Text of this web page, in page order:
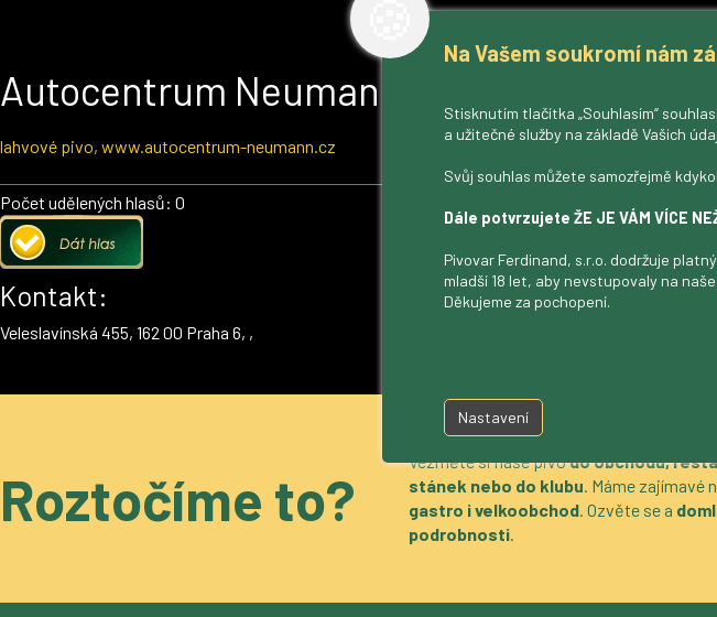
Na Vašem soukromí nám
Stisknutím tlačítka „Souhlasím“
a užitečné služby na základě Vašich
Svůj souhlas můžete samozřejmě
Dále potvrzujete ŽE JE VÁM VÍCE
Pivovar Ferdinand, s.r.o. dodržuje
mladší 18 let, aby nevstupovaly na
Děkujeme za pochopení.
Nastavení
Autocentrum Neumann
lahvové pivo, www.autocentrum-neumann.cz
Počet udělených hlasů: 0
Kontakt:
Veleslavínská 455, 162 00 Praha 6, ,
Roztočíme to?
Vezměte si naše pivodo obchodu,
stánek nebo do klubu. Máme zajímavé
gastro i velkoobchod. Ozvěte se a
podrobnosti.